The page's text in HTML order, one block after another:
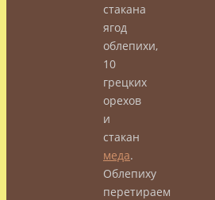
стакана
ягод
облепихи,
10
грецких
орехов
и
стакан
меда.
Облепиху
перетираем